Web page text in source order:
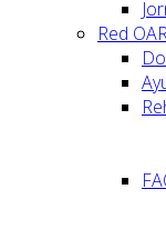
Red